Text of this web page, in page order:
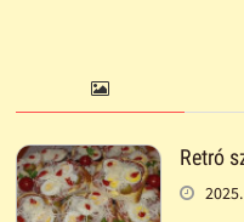
Retró